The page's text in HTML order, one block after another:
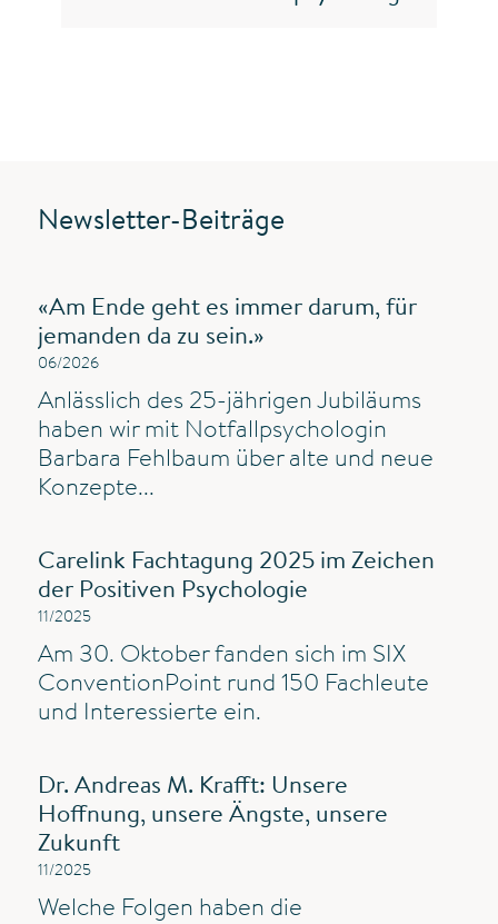
Newsletter-Beiträge
«Am Ende geht es immer darum, für
jemanden da zu sein.»
06/2026
Anlässlich des 25-jährigen Jubiläums
haben wir mit Notfallpsychologin
Barbara Fehlbaum über alte und neue
Konzepte...
Carelink Fachtagung 2025 im Zeichen
der Positiven Psychologie
11/2025
Am 30. Oktober fanden sich im SIX
ConventionPoint rund 150 Fachleute
und Interessierte ein.
Dr. Andreas M. Krafft: Unsere
Hoffnung, unsere Ängste, unsere
Zukunft
11/2025
Welche Folgen haben die